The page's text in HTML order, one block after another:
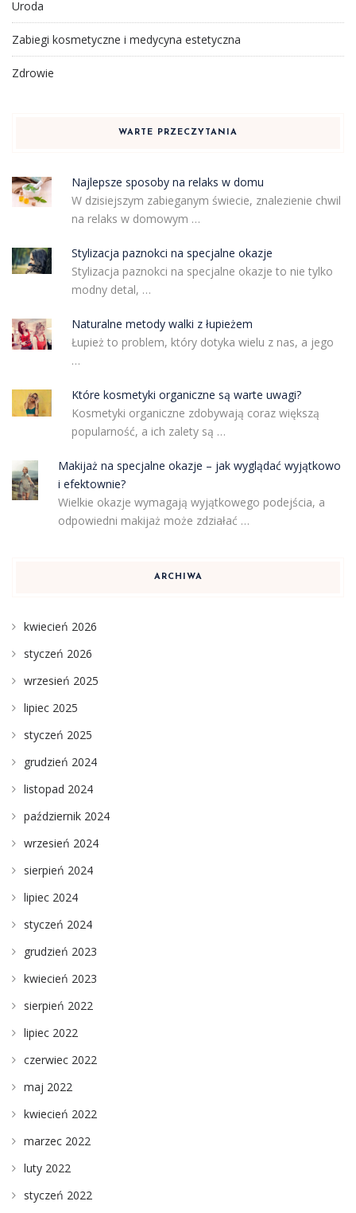
Uroda
Zabiegi kosmetyczne i medycyna estetyczna
Zdrowie
WARTE PRZECZYTANIA
Najlepsze sposoby na relaks w domu
W dzisiejszym zabieganym świecie, znalezienie chwil
na relaks w domowym …
Stylizacja paznokci na specjalne okazje
Stylizacja paznokci na specjalne okazje to nie tylko
modny detal, …
Naturalne metody walki z łupieżem
Łupież to problem, który dotyka wielu z nas, a jego
…
Które kosmetyki organiczne są warte uwagi?
Kosmetyki organiczne zdobywają coraz większą
popularność, a ich zalety są …
Makijaż na specjalne okazje – jak wyglądać wyjątkowo
i efektownie?
Wielkie okazje wymagają wyjątkowego podejścia, a
odpowiedni makijaż może zdziałać …
ARCHIWA
kwiecień 2026
styczeń 2026
wrzesień 2025
lipiec 2025
styczeń 2025
grudzień 2024
listopad 2024
październik 2024
wrzesień 2024
sierpień 2024
lipiec 2024
styczeń 2024
grudzień 2023
kwiecień 2023
sierpień 2022
lipiec 2022
czerwiec 2022
maj 2022
kwiecień 2022
marzec 2022
luty 2022
styczeń 2022